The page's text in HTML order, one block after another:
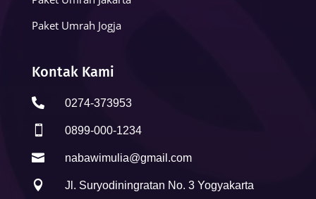
Paket Umrah Jogja
Kontak Kami
 0274-373953
 0899-000-1234
 nabawimulia@gmail.com
 Jl. Suryodiningratan No. 3 Yogyakarta